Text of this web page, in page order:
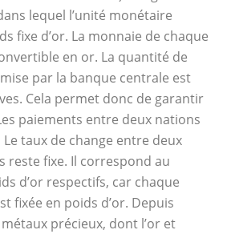
lequel l’unité monétaire
fixe d’or. La monnaie de chaque
en or. La quantité de
par la banque centrale est
Cela permet donc de garantir
paiements entre deux nations
taux de change entre deux
reste fixe. Il correspond au
d’or respectifs, car chaque
fixée en poids d’or. Depuis
précieux, dont l’or et